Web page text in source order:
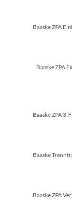
Baaske ZPA
Baaske ZPA
Baaske ZPA 3-
Baaske
Baaske ZPA